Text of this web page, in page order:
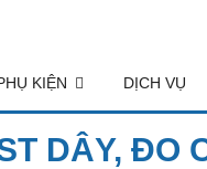
KIỆN DỊCH VỤ
DÂY, ĐO